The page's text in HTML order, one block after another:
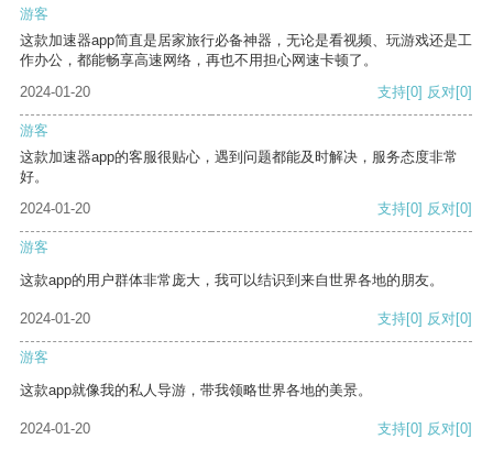
游客
这款加速器app简直是居家旅行必备神器，无论是看视频、玩游戏还是工
作办公，都能畅享高速网络，再也不用担心网速卡顿了。
2024-01-20
支持[0] 反对[0]
游客
这款加速器app的客服很贴心，遇到问题都能及时解决，服务态度非常
好。
2024-01-20
支持[0] 反对[0]
游客
这款app的用户群体非常庞大，我可以结识到来自世界各地的朋友。
2024-01-20 支持[0] 反对[0]
游客
这款app就像我的私人导游，带我领略世界各地的美景。
2024-01-20 支持[0] 反对[0]